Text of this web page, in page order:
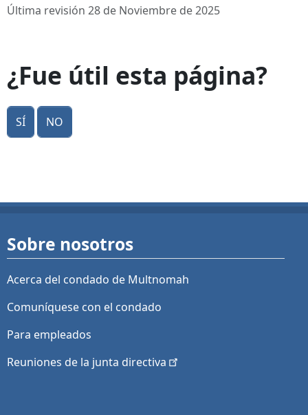
Última revisión 28 de Noviembre de 2025
¿Fue útil esta página?
Sí No
Sobre nosotros
Acerca del condado de Multnomah
Comuníquese con el condado
Para empleados
Reuniones de la junta directiva